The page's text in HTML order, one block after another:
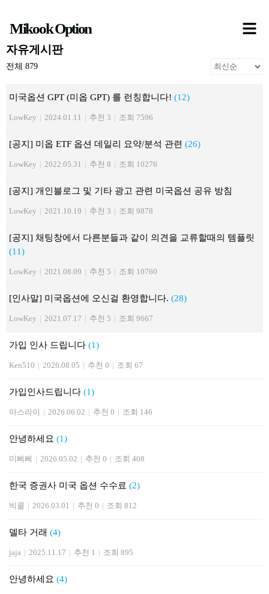
츠
로
Mikook Option
자유게시판
전체 879
미국옵션 GPT (미옵 GPT) 를 런칭합니다! (12)
LowKey | 2024.01.11 | 추천 3 | 조회 7596
[공지] 미옵 ETF 옵션 데일리 요약/분석 관련 (26)
LowKey | 2022.05.31 | 추천 8 | 조회 10276
[공지] 개인블로그 및 기타 광고 관련 미국옵션 공유 방침
LowKey | 2021.10.19 | 추천 3 | 조회 9878
[공지] 채팅창에서 다른분들과 같이 의견을 교류할때의 템플릿
(11)
LowKey | 2021.08.09 | 추천 5 | 조회 10760
[인사말] 미국옵션에 오신걸 환영합니다. (28)
LowKey | 2021.07.17 | 추천 5 | 조회 9667
가입 인사 드립니다 (1)
Ken510 | 2026.08.05 | 추천 0 | 조회 67
가입인사드립니다 (1)
아스라이 | 2026.06.02 | 추천 0 | 조회 146
안녕하세요 (1)
미삐삐 | 2026.05.02 | 추천 0 | 조회 408
한국 증권사 미국 옵션 수수료 (2)
빅콜 | 2026.03.01 | 추천 0 | 조회 812
델타 거래 (4)
jaja | 2025.11.17 | 추천 1 | 조회 895
안녕하세요 (4)